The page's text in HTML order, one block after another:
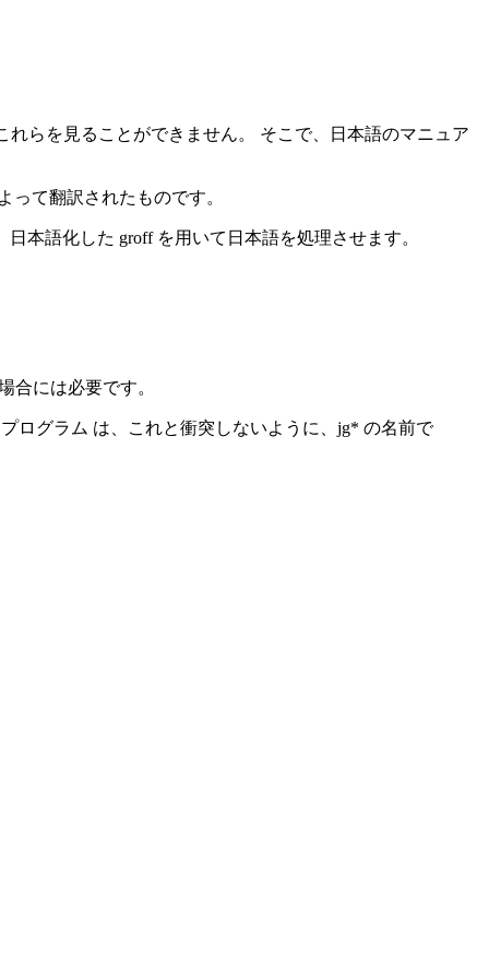
らを見ることができません。 そこで、日本語のマニュア
って翻訳されたものです。
本語化した groff を用いて日本語を処理させます。
合には必要です。
ログラム は、これと衝突しないように、jg* の名前で